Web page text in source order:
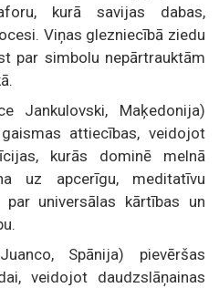
kurā savijas dabas,
Viņas glezniecībā ziedu
par simbolu nepārtrauktām
Jankulovski, Maķedonija)
attiecības, veidojot
kurās dominē melnā
uz apcerīgu, meditatīvu
universālas kārtības un
Spānija) pievēršas
veidojot daudzslāņainas